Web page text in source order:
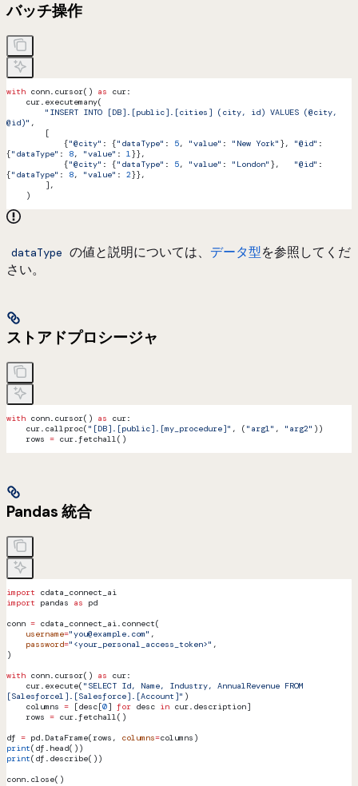
バッチ操作
with conn.cursor() as cur:
    cur.executemany(
@id)" ,
        [
            {
"@city" : {"dataType" : 5, "value" : "New York" }, "@id" :
{"dataType" : 8, "value" : 1}},
            {
"@city" : {"dataType" : 5, "value" : "London" }, "@id" :
{"dataType" : 8, "value" : 2}},
        ],
    )
dataType の値と説明については、 データ型を参照してくだ
さい。
ストアドプロシージャ
with conn.cursor() as cur:
    cur.callproc(
"[DB].[public].[my_procedure]" , ( "arg1" , "arg2" ))
    rows
= cur.fetchall()
Pandas 統合
import cdata_connect_ai
import pandas as pd
conn = cdata_connect_ai.connect(
    username
="you@example.com" ,
    password
="<your_personal_access_token>" ,
)
with conn.cursor() as cur:
    cur.execute(
"SELECT Id, Name, Industry, AnnualRevenue FROM
[Salesforce1].[Salesforce].[Account]" )
    columns
= [desc[0] for desc in cur.description]
    rows
= cur.fetchall()
df = pd.DataFrame(rows, columns=columns)
print(df.head())
print(df.describe())
conn.close()